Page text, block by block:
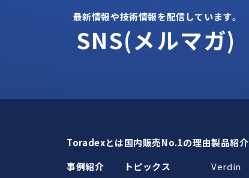
最新情報や技術情報を配信しています。
SNS(メルマガ)
Toradexとは
事例紹介
国内販売No.1の理由
トピックス
製品紹介
Verdin